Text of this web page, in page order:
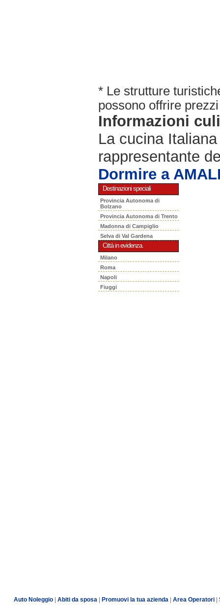
* Le strutture
possono offrire
Informazioni
La cucina
rappresentante
Dormire a
Destinazioni speciali
Provincia Autonoma di
Bolzano
Provincia Autonoma di Trento
Madonna di Campiglio
Selva di Val Gardena
Città in evidenza.
Milano
Roma
Napoli
Fiuggi
Auto Noleggio Abiti da sposa Promuovi la tua azienda Area Operatori